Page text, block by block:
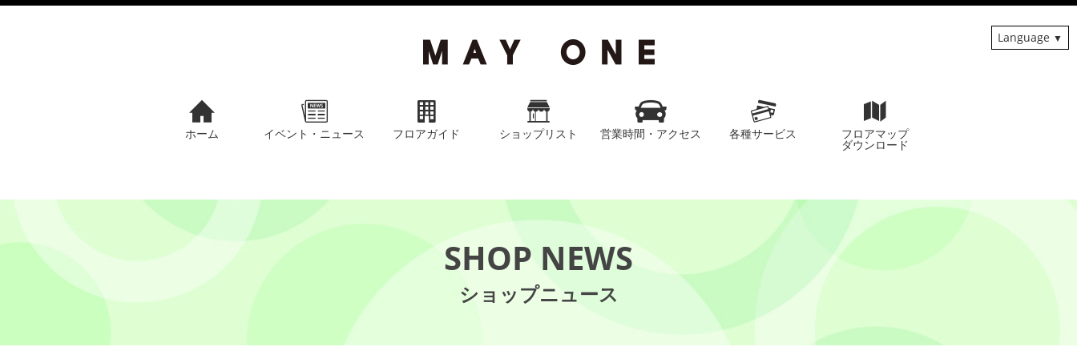
ホーム イベント・ニュース フロアガイド ショップリスト 営業時間・アクセス 各種サービス フロアマップ
ダウンロード
Language
SHOP NEWS